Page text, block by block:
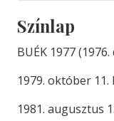
Színlap
BUÉK 1977
1979. október
1981. augusztus